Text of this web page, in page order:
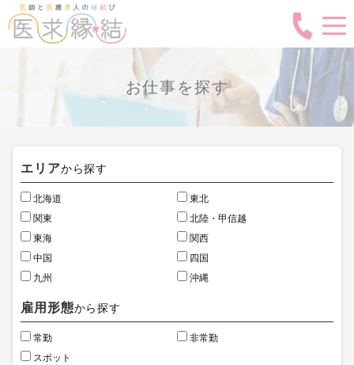
お仕事を探す
エリアから探す
北海道
東北
関東
北陸・甲信越
東海
関西
中国
四国
九州
沖縄
雇用形態から探す
常勤
非常勤
スポット